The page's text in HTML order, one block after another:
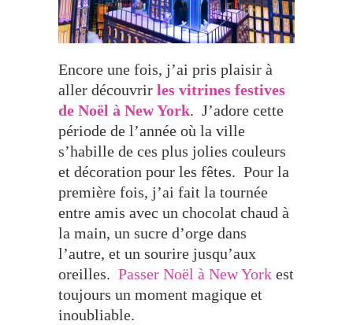
Encore une fois, j’ai pris plaisir à
aller découvrir les vitrines festives
de Noël à New York. J’adore cette
période de l’année où la ville
s’habille de ces plus jolies couleurs
et décoration pour les fêtes. Pour la
première fois, j’ai fait la tournée
entre amis avec un chocolat chaud à
la main, un sucre d’orge dans
l’autre, et un sourire jusqu’aux
oreilles. Passer Noël à New York est
toujours un moment magique et
inoubliable.